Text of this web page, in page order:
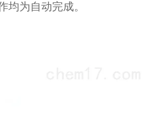
为自动完成。